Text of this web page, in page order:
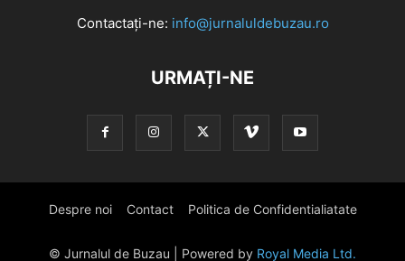
Contactați-ne: info@jurnaluldebuzau.ro
URMAȚI-NE
Despre noi Contact Politica de Confidentialiatate
© Jurnalul de Buzau | Powered by Royal Media Ltd.